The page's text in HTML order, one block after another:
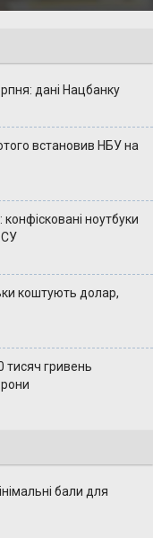
дані Нацбанку
встановив НБУ на
ноутбуки
коштують долар,
тисяч гривень
бали для